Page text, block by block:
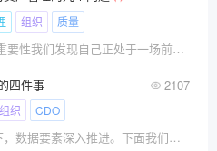
组织 质量
一 概述数据的重要性我们发现自己正处于一场前所未有的数据革命之中。我们采取的每一个行动，我们进行的每一笔交易，以及我们的每一次互动都会产生数据。
四件事 2107
组织 CDO
数字经济背景下，数据要素深入推进。下面我们将深